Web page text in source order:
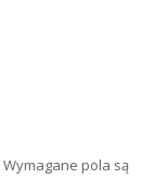
Wymagane pola są